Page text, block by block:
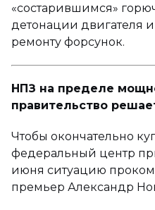
«состарившимся»
детонации двигателя
ремонту форсунок.
НПЗ на пределе
правительство
Чтобы окончательно
федеральный центр
июня ситуацию
премьер Александр